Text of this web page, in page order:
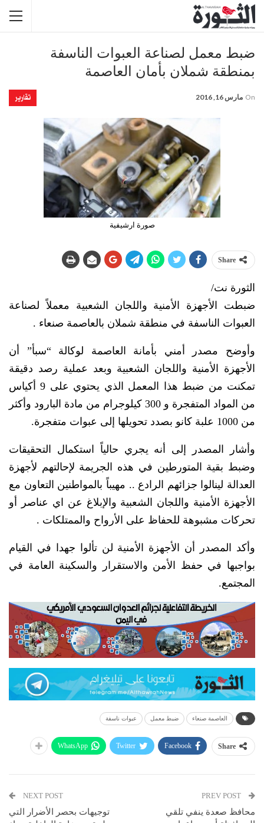
ضبط معمل لصناعة العبوات الناسفة
بمنطقة شملان بأمان العاصمة
تقارير On مارس 16, 2016
صورة ارشيفية
Share
الثورة نت/
ضبطت الأجهزة الأمنية واللجان الشعبية معملاً لصناعة
العبوات الناسفة في منطقة شملان بالعاصمة صنعاء .
وأوضح مصدر أمني بأمانة العاصمة لوكالة “سبأ” أن
الأجهزة الأمنية واللجان الشعبية وبعد عملية رصد دقيقة
تمكنت من ضبط هذا المعمل الذي يحتوي على 9 أكياس
من المواد المتفجرة و 300 كيلوجرام من مادة البارود وأكثر
من 1000 علبة كانو بصدد تحويلها إلى عبوات متفجرة.
وأشار المصدر إلى أنه يجري حالياً استكمال التحقيقات
وضبط بقية المتورطين في هذه الجريمة لإحالتهم لأجهزة
العدالة لينالوا جزائهم الرادع .. مهيباً بالمواطنين التعاون مع
الأجهزة الأمنية واللجان الشعبية والإبلاغ عن اي عناصر أو
تحركات مشبوهة للحفاظ على الأرواح والممتلكات .
وأكد المصدر أن الأجهزة الأمنية لن تألوا جهدا في القيام
بواجبها في حفظ الأمن والاستقرار والسكينة العامة في
المجتمع.
العاصمة صنعاء ضبط معمل عبوات ناسفة
Share
Facebook
Twitter
WhatsApp
محافظ صعدة ينفي تلقي
NEXT POST
توجيهات بحصر الأضرار التي